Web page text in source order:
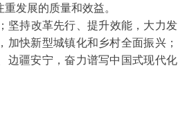
发展的质量和效益。
坚持改革先行、提升效能，大力发
快新型城镇化和乡村全面振兴；
边疆安宁，奋力谱写中国式现代化